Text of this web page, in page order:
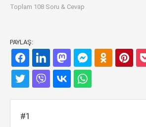
Toplam 108 Soru & Cevap
PAYLAŞ:
#1